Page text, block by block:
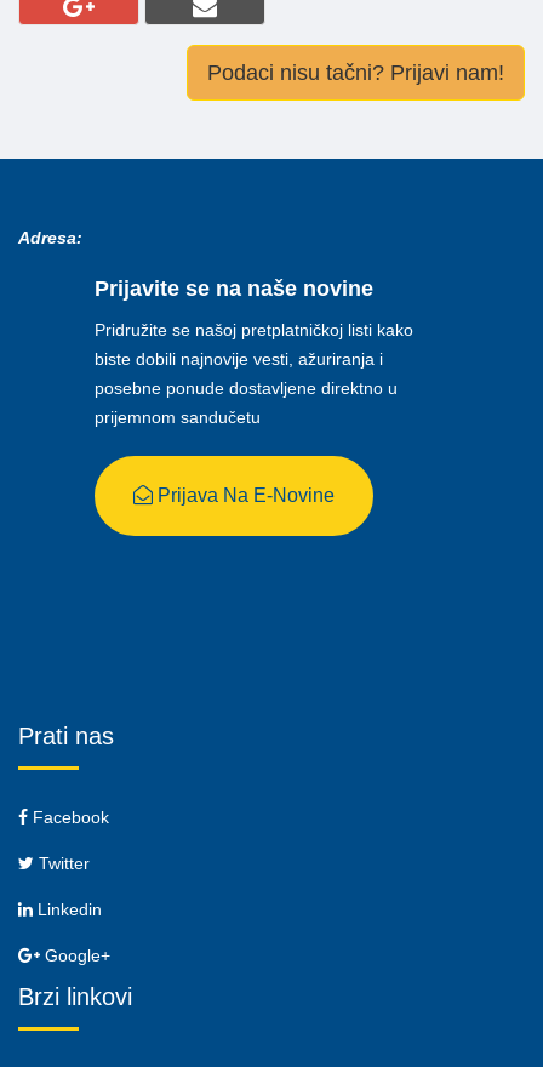
Podaci nisu tačni? Prijavi nam!
Adresa:
Prijavite se na naše novine
Pridružite se našoj pretplatničkoj listi kako
biste dobili najnovije vesti, ažuriranja i
posebne ponude dostavljene direktno u
prijemnom sandučetu
Prijava Na E-Novine
Prati nas
Facebook
Twitter
Linkedin
Google+
Brzi linkovi